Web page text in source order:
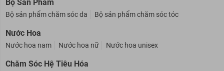
Bộ Sản Phẩm
Bộ sản phẩm chăm sóc da Bộ sản phẩm chăm sóc tóc
Nước Hoa
Nước hoa nam Nước hoa nữ Nước hoa unisex
Chăm Sóc Hệ Tiêu Hóa